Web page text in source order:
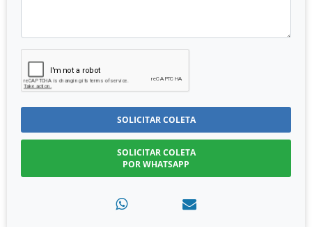
SOLICITAR COLETA
SOLICITAR COLETA
POR WHATSAPP